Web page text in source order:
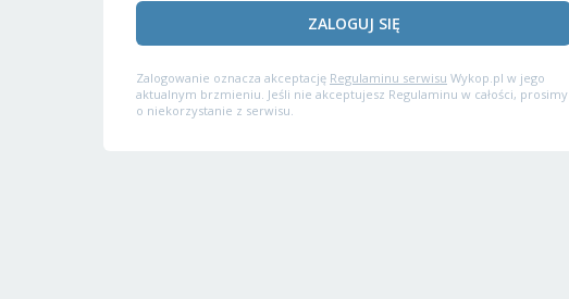
ZALOGUJ SIĘ
Zalogowanie oznacza akceptację Regulaminu serwisu Wykop.pl w jego
aktualnym brzmieniu. Jeśli nie akceptujesz Regulaminu w całości, prosimy
o niekorzystanie z serwisu.